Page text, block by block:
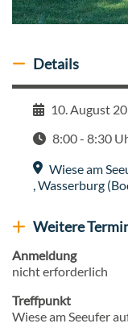
Details
Details
Datum10. August
Zeit8:00 - 8:30
Wiese am
,Wasserburg
Weitere
Weitere
Anmeldung
nicht erforderlich
Treffpunkt
Wiese am Seeufer